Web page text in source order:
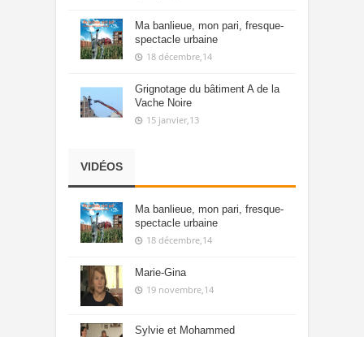
Ma banlieue, mon pari, fresque-
spectacle urbaine
18 décembre,14
Grignotage du bâtiment A de la
Vache Noire
15 janvier,13
VIDÉOS
Ma banlieue, mon pari, fresque-
spectacle urbaine
18 décembre,14
Marie-Gina
19 novembre,14
Sylvie et Mohammed